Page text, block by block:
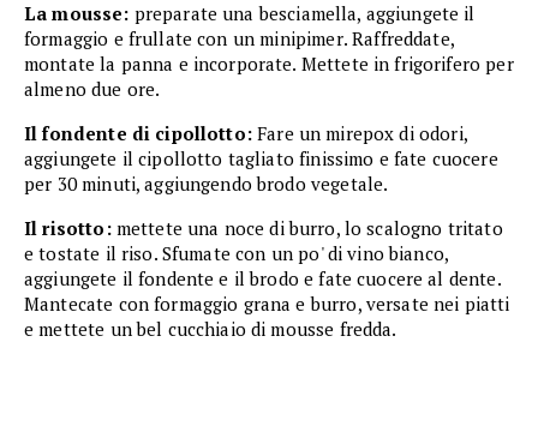
La mousse: preparate una besciamella, aggiungete il
formaggio e frullate con un minipimer. Raffreddate,
montate la panna e incorporate. Mettete in frigorifero per
almeno due ore.
Il fondente di cipollotto:Fare un mirepox di odori,
aggiungete il cipollotto tagliato finissimo e fate cuocere
per 30 minuti, aggiungendo brodo vegetale.
Il risotto:mettete una noce di burro, lo scalogno tritato
e tostate il riso. Sfumate con un po' di vino bianco,
aggiungete il fondente e il brodo e fate cuocere al dente.
Mantecate con formaggio grana e burro, versate nei piatti
e mettete un bel cucchiaio di mousse fredda.